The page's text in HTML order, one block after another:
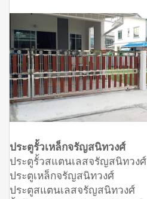
ประตูรั้วเหล็กจรัญสนิทวงศ์
ประตูรั้วสแตนเลสจรัญสนิทวงศ์
ประตูเหล็กจรัญสนิทวงศ์
ประตูสแตนเลสจรัญสนิทวงศ์